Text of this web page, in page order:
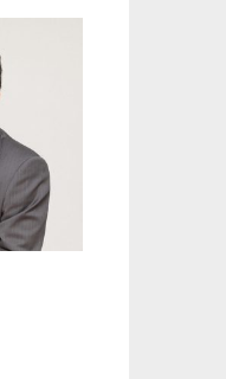
ネルギ
士の
ト・フ
知的